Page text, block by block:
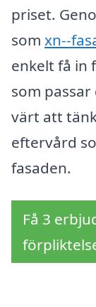
priset.
som xn--
enkelt få in
som
värt att
eftervård
fasaden.
Få 3